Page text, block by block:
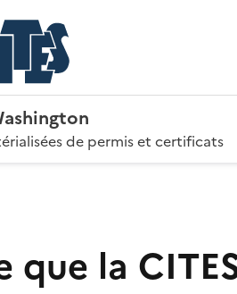
de permis et certificats
que la